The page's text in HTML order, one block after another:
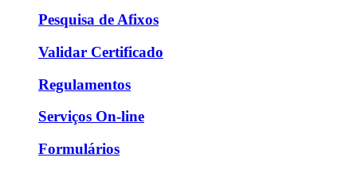
Pesquisa de Afixos
Validar Certificado
Regulamentos
Serviços On-line
Formulários